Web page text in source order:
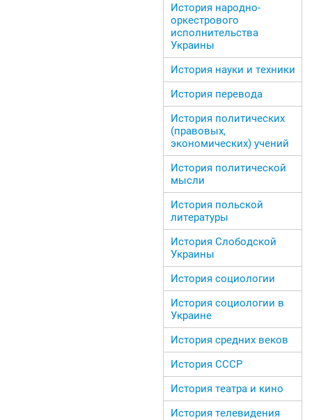
История народно-
оркестрового
исполнительства
Украины
История науки и техники
История перевода
История политических
(правовых,
экономических) учений
История политической
мысли
История польской
литературы
История Слободской
Украины
История социологии
История социологии в
Украине
История средних веков
История СССР
История театра и кино
История телевидения